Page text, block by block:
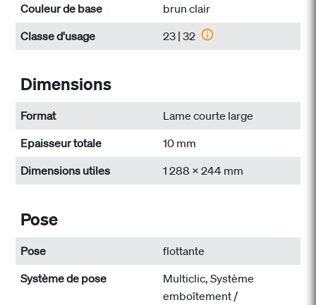
Couleur de base
brun clair
Classe d'usage
23 | 32
Dimensions
Format
Lame courte large
Epaisseur totale
10 mm
Dimensions utiles
1 288 x 244 mm
Pose
Pose
flottante
Système de pose
Multiclic, Système
emboîtement /